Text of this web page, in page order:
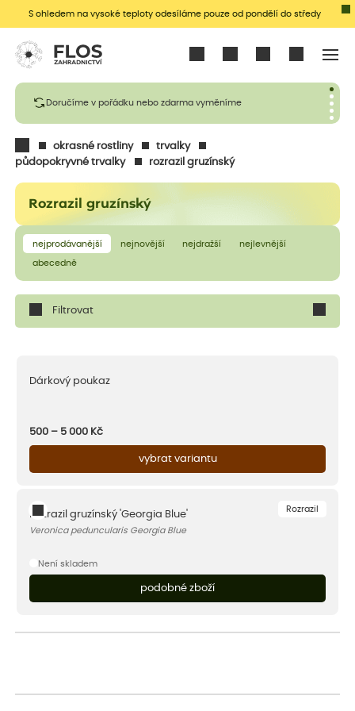
S ohledem na vysoké teploty odesíláme pouze od pondělí do středy
Doručíme v pořádku nebo zdarma vyměníme
okrasné rostliny
trvalky
půdopokryvné trvalky
rozrazil gruzínský
Rozrazil gruzínský
nejprodávanější nejnovější nejdražší nejlevnější
abecedně
Filtrovat
Dárkový poukaz
500 – 5 000 Kč
vybrat variantu
Rozrazil
Rozrazil gruzínský 'Georgia Blue'
Veronica peduncularis Georgia Blue
Není skladem
podobné zboží